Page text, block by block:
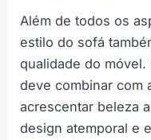
Além de todos os
estilo do sofá
qualidade do móvel.
deve combinar com
acrescentar beleza
design atemporal e